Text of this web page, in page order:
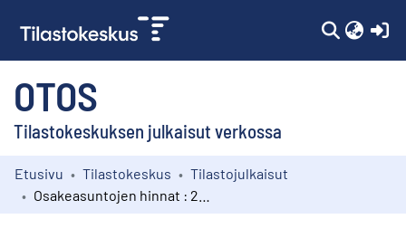
OTOS
Tilastokeskuksen julkaisut verkossa
Kokoelmat
Etusivu Tilastokeskus
Tilastojulkaisut